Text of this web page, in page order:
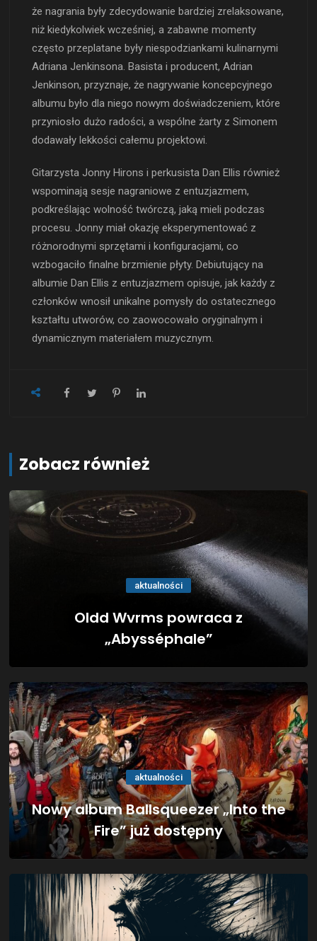
że nagrania były zdecydowanie bardziej zrelaksowane,
niż kiedykolwiek wcześniej, a zabawne momenty
często przeplatane były niespodziankami kulinarnymi
Adriana Jenkinsona. Basista i producent, Adrian
Jenkinson, przyznaje, że nagrywanie koncepcyjnego
albumu było dla niego nowym doświadczeniem, które
przyniosło dużo radości, a wspólne żarty z Simonem
dodawały lekkości całemu projektowi.
Gitarzysta Jonny Hirons i perkusista Dan Ellis również
wspominają sesje nagraniowe z entuzjazmem,
podkreślając wolność twórczą, jaką mieli podczas
procesu. Jonny miał okazję eksperymentować z
różnorodnymi sprzętami i konfiguracjami, co
wzbogaciło finalne brzmienie płyty. Debiutujący na
albumie Dan Ellis z entuzjazmem opisuje, jak każdy z
członków wnosił unikalne pomysły do ostatecznego
kształtu utworów, co zaowocowało oryginalnym i
dynamicznym materiałem muzycznym.
Zobacz również
aktualności
Oldd Wvrms powraca z
„Abysséphale”
aktualności
Nowy album Ballsqueezer „Into the
Fire” już dostępny